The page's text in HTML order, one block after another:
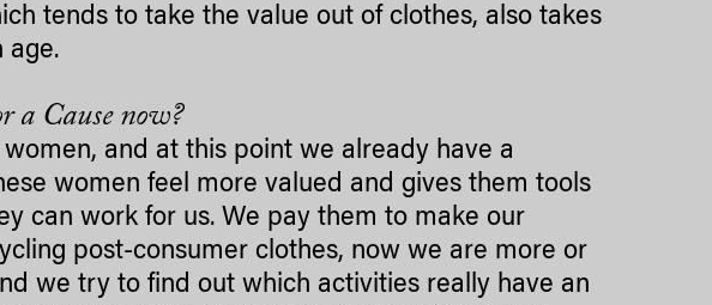
tends to take the value out of clothes, also takes
age.
a Cause now?
and at this point we already have a
women feel more valued and gives them tools
can work for us. We pay them to make our
post-consumer clothes, now we are more or
we try to find out which activities really have an